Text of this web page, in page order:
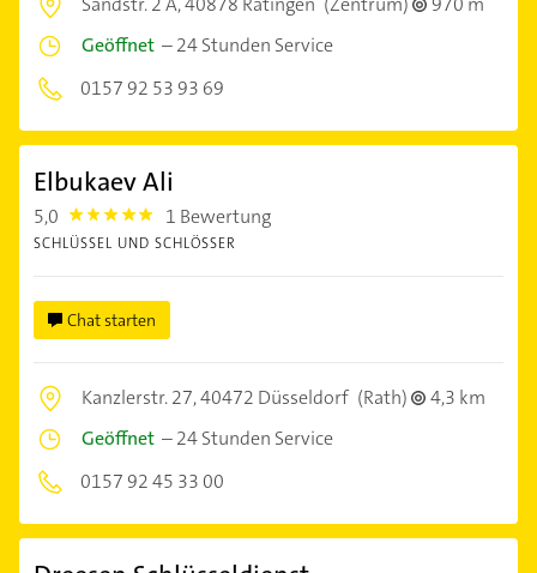
Geöffnet –24 Stunden Service
0157 92 53 93 69
Elbukaev Ali
5,0 5.0 1 Bewertung
SCHLÜSSEL UND SCHLÖSSER
Chat starten
Kanzlerstr. 27,40472 Düsseldorf (Rath)
4,3 km
Geöffnet –24 Stunden Service
0157 92 45 33 00